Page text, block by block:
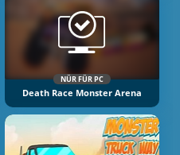
NÜR FÜR PC
Death Race Monster Arena